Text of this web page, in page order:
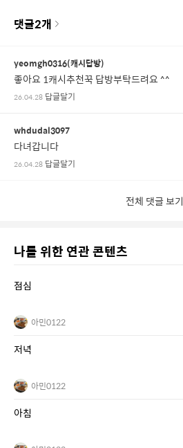
댓글2개
yeomgh0316(캐시답방)
좋아요 1캐시추천꾹 답방부탁드려요 ^^
26.04.28 답글달기
whdudal3097
다녀갑니다
26.04.28 답글달기
전체 댓글 보기
나를 위한 연관 콘텐츠
점심
아민0122
저녁
아민0122
아침